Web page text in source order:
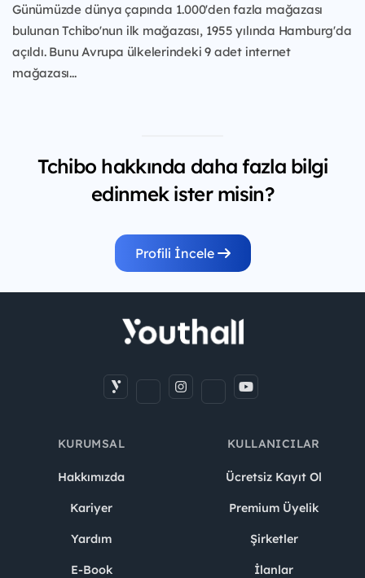
Günümüzde dünya çapında 1.000'den fazla mağazası
bulunan Tchibo'nun ilk mağazası, 1955 yılında Hamburg'da
açıldı. Bunu Avrupa ülkelerindeki 9 adet internet
mağazası...
Tchibo hakkında daha fazla bilgi
edinmek ister misin?
Profili İncele
KURUMSAL
Hakkımızda
Kariyer
Yardım
E-Book
KULLANICILAR
Ücretsiz Kayıt Ol
Premium Üyelik
Şirketler
İlanlar